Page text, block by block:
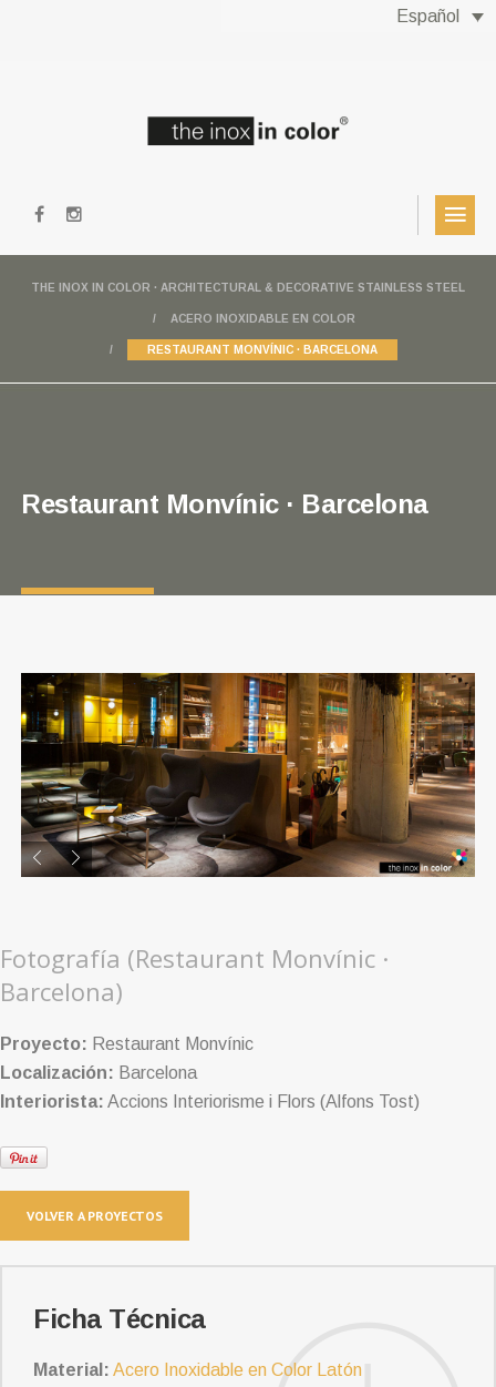
Español
THE INOX IN COLOR · ARCHITECTURAL & DECORATIVE STAINLESS STEEL
ACERO INOXIDABLE EN COLOR
RESTAURANT MONVÍNIC · BARCELONA
Restaurant Monvínic · Barcelona
Fotografía (Restaurant Monvínic ·
Barcelona)
Proyecto: Restaurant Monvínic
Localización: Barcelona
Interiorista: Accions Interiorisme i Flors (Alfons Tost)
VOLVER A PROYECTOS
Ficha Técnica
Material: Acero Inoxidable en Color Latón